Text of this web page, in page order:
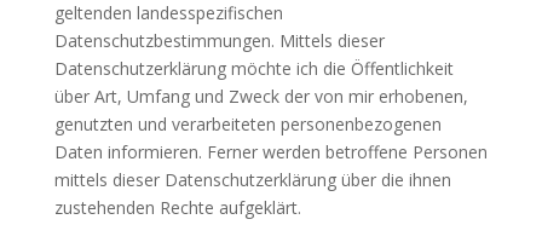
geltenden landesspezifischen
Datenschutzbestimmungen. Mittels dieser
Datenschutzerklärung möchte ich die Öffentlichkeit
über Art, Umfang und Zweck der von mir erhobenen,
genutzten und verarbeiteten personenbezogenen
Daten informieren. Ferner werden betroffene Personen
mittels dieser Datenschutzerklärung über die ihnen
zustehenden Rechte aufgeklärt.